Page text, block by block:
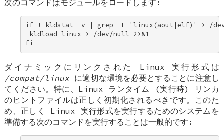
次のコマンドはモジュールをロードします:
if ! kldstat -v | grep -E 'linux(aout|elf)' > /
kldload linux > /dev/null 2>&1
fi
ダイナミックにリンクされた Linux 実行形式は
/compat/linux に適切な環境を必要とすることに注意し
てください。特に、Linux ランタイム (実行時) リンカ
のヒントファイルは正しく初期化されるべきです。このた
め、正しく Linux 実行形式を実行するためのシステムを
準備する次のコマンドを実行することは一般的です: